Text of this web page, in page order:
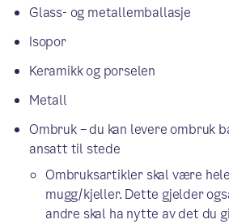
Glass- og metallemballasje
Isopor
Keramikk og porselen
Metall
Ombruk – du kan levere ombruk
ansatt til stede
Ombruksartikler skal være
mugg/kjeller. Dette gjelder
andre skal ha nytte av det du